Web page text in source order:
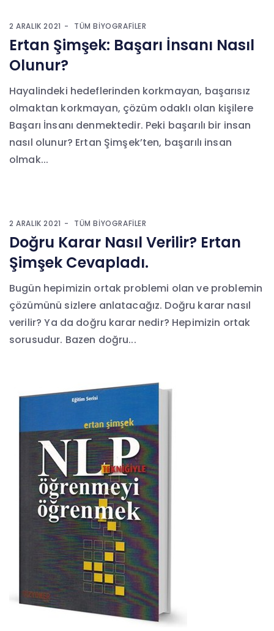
2 ARALIK 2021 TÜM BIYOGRAFILER
Ertan Şimşek: Başarı İnsanı Nasıl
Olunur?
Hayalindeki hedeflerinden korkmayan, başarısız
olmaktan korkmayan, çözüm odaklı olan kişilere
Başarı İnsanı denmektedir. Peki başarılı bir insan
nasıl olunur? Ertan Şimşek’ten, başarılı insan
olmak...
2 ARALIK 2021 TÜM BIYOGRAFILER
Doğru Karar Nasıl Verilir? Ertan
Şimşek Cevapladı.
Bugün hepimizin ortak problemi olan ve problemin
çözümünü sizlere anlatacağız. Doğru karar nasıl
verilir? Ya da doğru karar nedir? Hepimizin ortak
sorusudur. Bazen doğru...